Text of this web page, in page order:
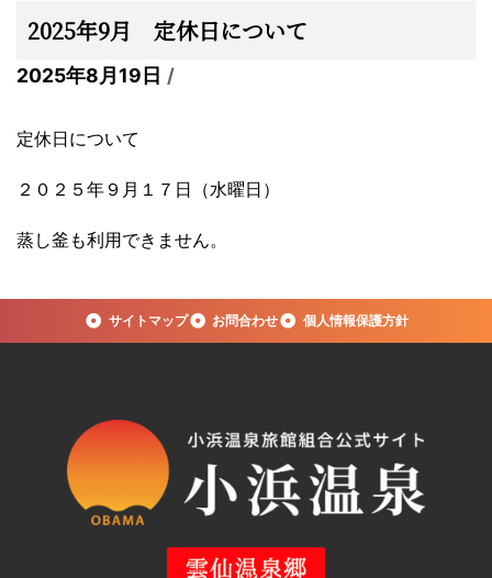
2025年9月 定休日について
2025年8月19日
定休日について
２０２５年９月１７日（水曜日）
蒸し釜も利用できません。
サイトマップ お問合わせ 個人情報保護方針